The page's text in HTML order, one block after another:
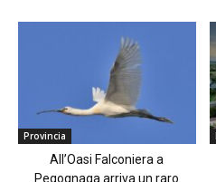
Provincia
All’Oasi Falconiera a
Pegognaga arriva un raro